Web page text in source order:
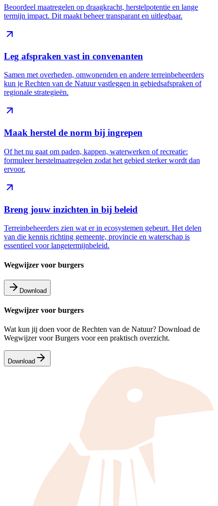
Beoordeel maatregelen op draagkracht, herstelpotentie en lange
termijn impact. Dit maakt beheer transparant en uitlegbaar.
Leg afspraken vast in convenanten
Samen met overheden, omwonenden en andere terreinbeheerders
kun je Rechten van de Natuur vastleggen in gebiedsafspraken of
regionale strategieën.
Maak herstel de norm bij ingrepen
Of het nu gaat om paden, kappen, waterwerken of recreatie:
formuleer herstelmaatregelen zodat het gebied sterker wordt dan
ervoor.
Breng jouw inzichten in bij beleid
Terreinbeheerders zien wat er in ecosystemen gebeurt. Het delen
van die kennis richting gemeente, provincie en waterschap is
essentieel voor langetermijnbeleid.
Wegwijzer voor burgers
Download
Wegwijzer voor burgers
Wat kun jij doen voor de Rechten van de Natuur? Download de
Wegwijzer voor Burgers voor een praktisch overzicht.
Download